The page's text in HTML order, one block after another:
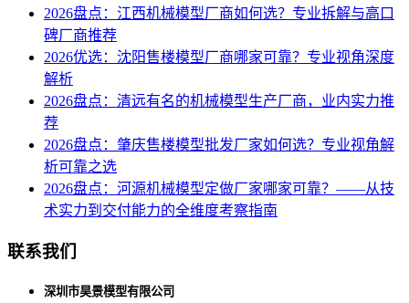
2026盘点：江西机械模型厂商如何选？专业拆解与高口
碑厂商推荐
2026优选：沈阳售楼模型厂商哪家可靠？专业视角深度
解析
2026盘点：清远有名的机械模型生产厂商，业内实力推
荐
2026盘点：肇庆售楼模型批发厂家如何选？专业视角解
析可靠之选
2026盘点：河源机械模型定做厂家哪家可靠？——从技
术实力到交付能力的全维度考察指南
联系我们
深圳市昊景模型有限公司